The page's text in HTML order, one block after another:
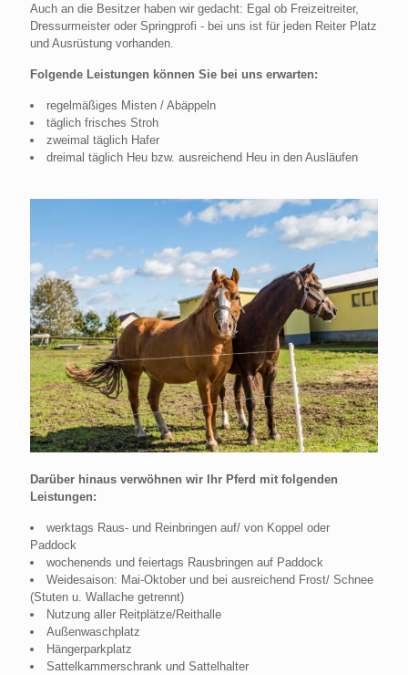
Auch an die Besitzer haben wir gedacht: Egal ob Freizeitreiter,
Dressurmeister oder Springprofi - bei uns ist für jeden Reiter Platz
und Ausrüstung vorhanden.
Folgende Leistungen können Sie bei uns erwarten:
regelmäßiges Misten / Abäppeln
täglich frisches Stroh
zweimal täglich Hafer
dreimal täglich Heu bzw. ausreichend Heu in den Ausläufen
Darüber hinaus verwöhnen wir Ihr Pferd mit folgenden
Leistungen:
werktags Raus- und Reinbringen auf/ von Koppel oder
Paddock
wochenends und feiertags Rausbringen auf Paddock
Weidesaison: Mai-Oktober und bei ausreichend Frost/ Schnee
(Stuten u. Wallache getrennt)
Nutzung aller Reitplätze/Reithalle
Außenwaschplatz
Hängerparkplatz
Sattelkammerschrank und Sattelhalter